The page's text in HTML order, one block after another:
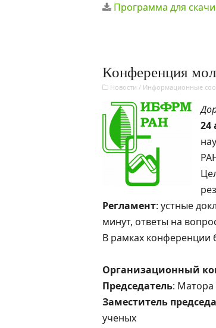
Программа для
Конференция
Новости / Информационные
24
Регламент: устные
минут, ответы на
В рамках конференции
Организационный
Председатель:
Заместитель
ученых